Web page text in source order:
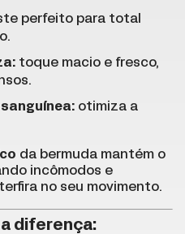
perfeito para total
toque macio e fresco,
otimiza a
da bermuda mantém o
incômodos e
no seu movimento.
diferença: